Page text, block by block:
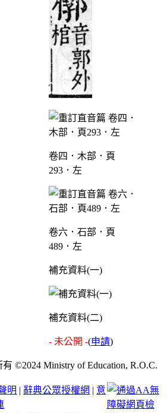
卷四．木部．頁
293．左
卷六．石部．頁
489．左
補充資料(一)
補充資料(二)
- 未公開 -(申請)
©2024 Ministry of Education, R.O.C.
明 | 辭典公眾授權網 | 意